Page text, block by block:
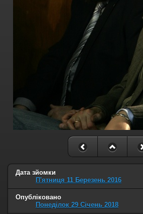
Дата зйомки
П'ятниця 11 Березень 2016
Опубліковано
Понеділок 29 Січень 2018